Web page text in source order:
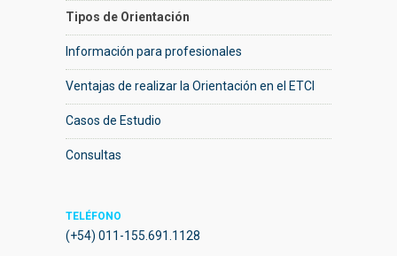
Tipos de Orientación
Información para profesionales
Ventajas de realizar la Orientación en el ETCI
Casos de Estudio
Consultas
TELÉFONO
(+54) 011-155.691.1128